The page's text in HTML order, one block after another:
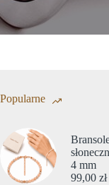
Popularne
4 mm
99,00 zł